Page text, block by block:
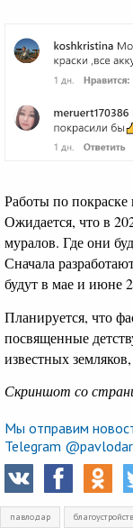
Работы по покраске
Ожидается, что в
муралов. Где они
Сначала
будут в мае и июне
Планируется, что
посвященные
известных
Скриншот со
Мы отправим
Telegram
павлодар